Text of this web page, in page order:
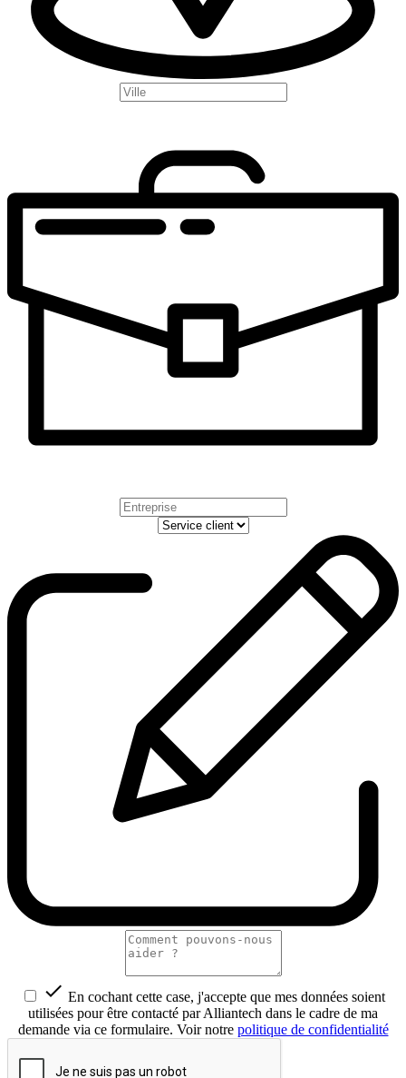
 En cochant cette case, j'accepte que mes données soient
utilisées pour être contacté par Alliantech dans le cadre de ma
demande via ce formulaire. Voir notre politique de confidentialité